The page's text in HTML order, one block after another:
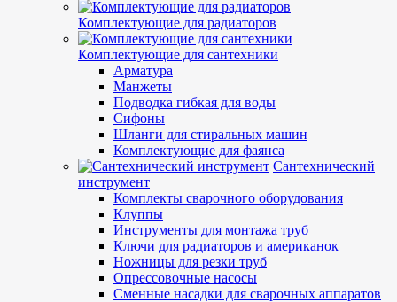
Комплектующие для радиаторов
Комплектующие для сантехники
Арматура
Манжеты
Подводка гибкая для воды
Сифоны
Шланги для стиральных машин
Комплектующие для фаянса
Сантехнический
инструмент
Комплекты сварочного оборудования
Клуппы
Инструменты для монтажа труб
Ключи для радиаторов и американок
Ножницы для резки труб
Опрессовочные насосы
Сменные насадки для сварочных аппаратов